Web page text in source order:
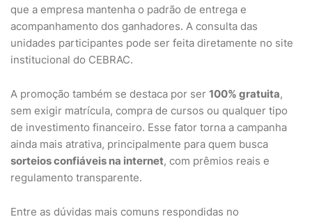
que a empresa mantenha o padrão de entrega e
acompanhamento dos ganhadores. A consulta das
unidades participantes pode ser feita diretamente no site
institucional do CEBRAC.
A promoção também se destaca por ser 100% gratuita,
sem exigir matrícula, compra de cursos ou qualquer tipo
de investimento financeiro. Esse fator torna a campanha
ainda mais atrativa, principalmente para quem busca
sorteios confiáveis na internet, com prêmios reais e
regulamento transparente.
Entre as dúvidas mais comuns respondidas no